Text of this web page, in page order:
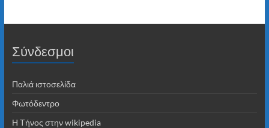
Σύνδεσμοι
Παλιά ιστοσελίδα
Φωτόδεντρο
Η Τήνος στην wikipedia